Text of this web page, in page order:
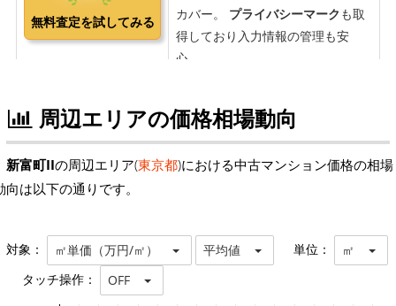
周辺エリアの価格相場動向
新富町IIの周辺エリア(東京都)における中古マンション価格の相場
向は以下の通りです。
対象： ㎡単価（万円/㎡） 平均値 単位： ㎡
タッチ操作： OFF